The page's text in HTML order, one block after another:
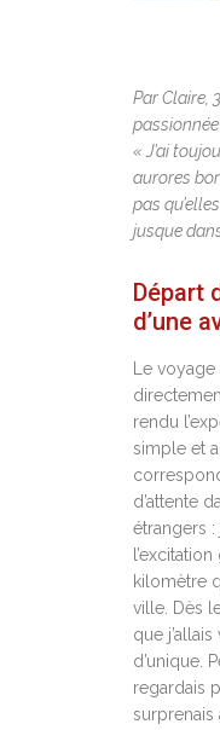
Par Claire,
« J’ai
aurores
pas
jusque
Départ
d’une
Le
rendu
simple et
d’attente
étrangers
kilomètre
ville. Dès
que
d’unique.
regardais
surprenais